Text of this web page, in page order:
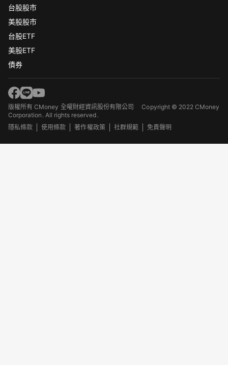
台股股市
美股股市
台股ETF
美股ETF
債券
版權所有 CMoney 全曜財經資訊股份有限公司Copyright © 2022 CMoney
Corporation. All rights reserved.
隱私條款
使用條款 著作權政策 社群規範 免責聲明